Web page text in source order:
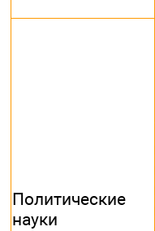
Политические
науки